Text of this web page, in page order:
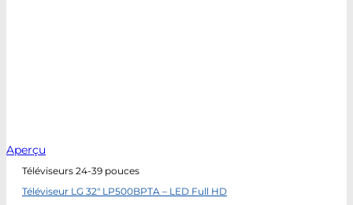
Aperçu
Téléviseurs 24-39 pouces
Téléviseur LG 32″ LP500BPTA – LED Full HD